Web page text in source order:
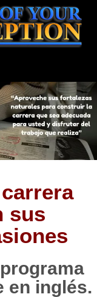
sus
en inglés.